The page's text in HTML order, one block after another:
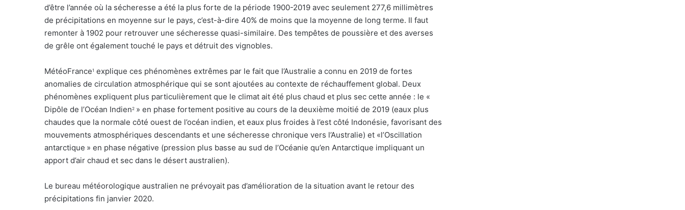
d’être l’année où la sécheresse a été la plus forte de la période 1900-2019 avec seulement 277,6 millimètres
de précipitations en moyenne sur le pays, c’est-à-dire 40% de moins que la moyenne de long terme. Il faut
remonter à 1902 pour retrouver une sécheresse quasi-similaire. Des tempêtes de poussière et des averses
de grêle ont également touché le pays et détruit des vignobles.
MétéoFrance1 explique ces phénomènes extrêmes par le fait que l’Australie a connu en 2019 de fortes
anomalies de circulation atmosphérique qui se sont ajoutées au contexte de réchauffement global. Deux
phénomènes expliquent plus particulièrement que le climat ait été plus chaud et plus sec cette année : le «
Dipôle de l’Océan Indien2 » en phase fortement positive au cours de la deuxième moitié de 2019 (eaux plus
chaudes que la normale côté ouest de l’océan indien, et eaux plus froides à l’est côté Indonésie, favorisant des
mouvements atmosphériques descendants et une sécheresse chronique vers l’Australie) et «l’Oscillation
antarctique » en phase négative (pression plus basse au sud de l’Océanie qu’en Antarctique impliquant un
apport d’air chaud et sec dans le désert australien).
Le bureau météorologique australien ne prévoyait pas d’amélioration de la situation avant le retour des
précipitations fin janvier 2020.